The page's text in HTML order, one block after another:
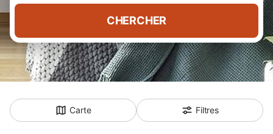
CHERCHER
Carte Filtres